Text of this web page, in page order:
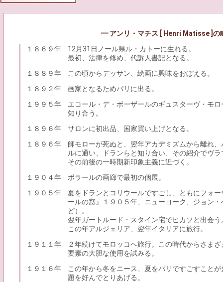
━ アンリ・マチス [ Henri Matisse ]の
１８６９年
12月31日ノール県ル・カトーに生れる。
最初、法律を修め、代訴人書記となる。
１８８９年
この頃からデッサン、絵画に興味をおぼえる。
１８９２年
画家となるためパリに出る。
１９９５年
エコール・デ・ボーザールのギュスターヴ・モ
知り合う。
１８９６年
サロンに初出品、国家買い上げとなる。
１８９６年
師モローが死ぬと、翌年アカデミズムから離れ
ルに通い、ドランらと知り合い、その紹介でヴ
その前後の一時期新印象主義に近づく。
１９０４年
ボラールの画廊で最初の個展。
１９０５年
夏をドランとコリウールですごし、ともにフォ
ールの窓』１９０５年、ニューヨーク、ジョン
ど）。
翌年ガートルード・スタイン宅でピカソと出会う
この年アルジェリア、翌年イタリアに旅行。
１９１１年
２年続けてモロッコへ旅行。この時代からさま
要素の大胆な使用を試みる。
１９１６年
この年から冬をニース、夏をパリですごすこと
題を好んでとりあげる。